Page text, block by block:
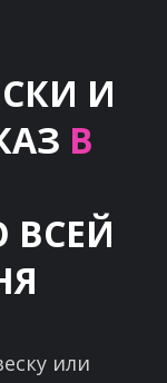
И
В
ВСЕЙ
или